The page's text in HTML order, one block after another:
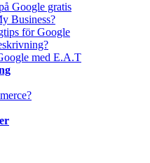
Google gratis
Business?
för Google
med E.A.T